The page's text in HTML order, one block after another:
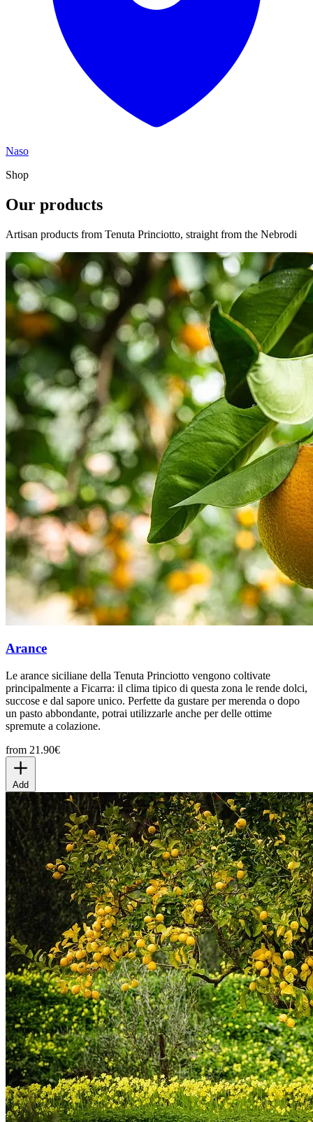
Naso
Shop
Our products
Artisan products from Tenuta Princiotto, straight from the Nebrodi
Arance
Le arance siciliane della Tenuta Princiotto vengono coltivate
principalmente a Ficarra: il clima tipico di questa zona le rende dolci,
succose e dal sapore unico. Perfette da gustare per merenda o dopo
un pasto abbondante, potrai utilizzarle anche per delle ottime
spremute a colazione.
from 21.90€
Add